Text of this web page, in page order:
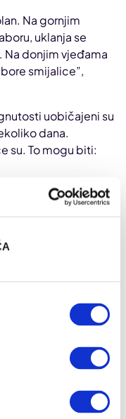
Na gornjim
uklanja se
Na donjim vjeđama
smijalice”,
uobičajeni su
dana.
su. To mogu biti: